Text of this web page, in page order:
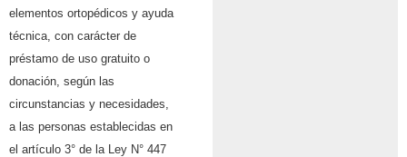
elementos ortopédicos y ayuda
técnica, con carácter de
préstamo de uso gratuito o
donación, según las
circunstancias y necesidades,
a las personas establecidas en
el artículo 3° de la Ley N° 447